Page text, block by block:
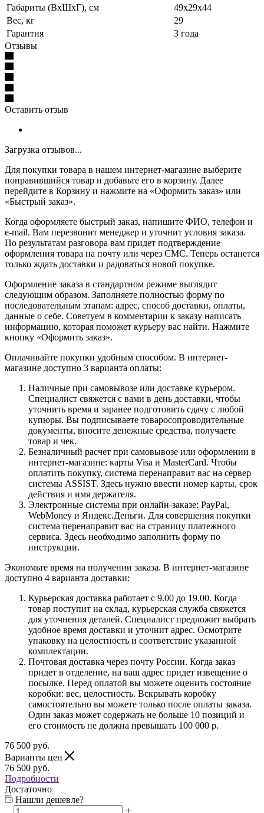
Габариты (ВхШхГ), см
49х29х44
Вес, кг
29
Гарантия
3 года
Отзывы
Оставить отзыв
Загрузка отзывов...
Для покупки товара в нашем интернет-магазине выберите
понравившийся товар и добавьте его в корзину. Далее
перейдите в Корзину и нажмите на «Оформить заказ» или
«Быстрый заказ».
Когда оформляете быстрый заказ, напишите ФИО, телефон и
e-mail. Вам перезвонит менеджер и уточнит условия заказа.
По результатам разговора вам придет подтверждение
оформления товара на почту или через СМС. Теперь останется
только ждать доставки и радоваться новой покупке.
Оформление заказа в стандартном режиме выглядит
следующим образом. Заполняете полностью форму по
последовательным этапам: адрес, способ доставки, оплаты,
данные о себе. Советуем в комментарии к заказу написать
информацию, которая поможет курьеру вас найти. Нажмите
кнопку «Оформить заказ».
Оплачивайте покупки удобным способом. В интернет-
магазине доступно 3 варианта оплаты:
Наличные при самовывозе или доставке курьером.
Специалист свяжется с вами в день доставки, чтобы
уточнить время и заранее подготовить сдачу с любой
купюры. Вы подписываете товаросопроводительные
документы, вносите денежные средства, получаете
товар и чек.
Безналичный расчет при самовывозе или оформлении в
интернет-магазине: карты Visa и MasterCard. Чтобы
оплатить покупку, система перенаправит вас на сервер
системы ASSIST. Здесь нужно ввести номер карты, срок
действия и имя держателя.
Электронные системы при онлайн-заказе: PayPal,
WebMoney и Яндекс.Деньги. Для совершения покупки
система перенаправит вас на страницу платежного
сервиса. Здесь необходимо заполнить форму по
инструкции.
Экономьте время на получении заказа. В интернет-магазине
доступно 4 варианта доставки:
Курьерская доставка работает с 9.00 до 19.00. Когда
товар поступит на склад, курьерская служба свяжется
для уточнения деталей. Специалист предложит выбрать
удобное время доставки и уточнит адрес. Осмотрите
упаковку на целостность и соответствие указанной
комплектации.
Почтовая доставка через почту России. Когда заказ
придет в отделение, на ваш адрес придет извещение о
посылке. Перед оплатой вы можете оценить состояние
коробки: вес, целостность. Вскрывать коробку
самостоятельно вы можете только после оплаты заказа.
Один заказ может содержать не больше 10 позиций и
его стоимость не должна превышать 100 000 р.
76 500 руб.
Варианты цен
76 500 руб.
Подробности
Достаточно
Нашли дешевле?